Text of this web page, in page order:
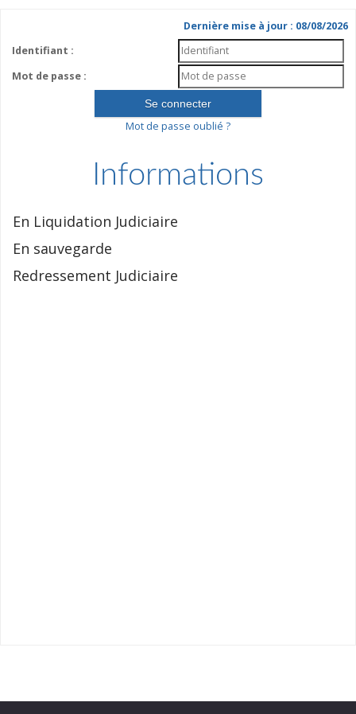
Dernière mise à jour : 08/08/2026
Identifiant :
Mot de passe :
Mot de passe oublié ?
Informations
En Liquidation Judiciaire
En sauvegarde
Redressement Judiciaire